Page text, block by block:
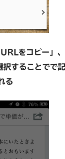
URLをコピー」
することでで
る